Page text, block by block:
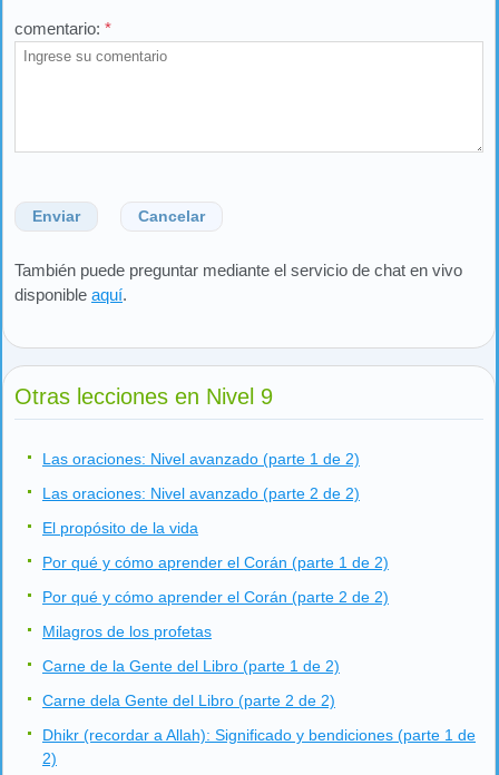
comentario: *
Enviar Cancelar
También puede preguntar mediante el servicio de chat en vivo
disponible aquí.
Otras lecciones en Nivel 9
Las oraciones: Nivel avanzado (parte 1 de 2)
Las oraciones: Nivel avanzado (parte 2 de 2)
El propósito de la vida
Por qué y cómo aprender el Corán (parte 1 de 2)
Por qué y cómo aprender el Corán (parte 2 de 2)
Milagros de los profetas
Carne de la Gente del Libro (parte 1 de 2)
Carne dela Gente del Libro (parte 2 de 2)
Dhikr (recordar a Allah): Significado y bendiciones (parte 1 de
2)